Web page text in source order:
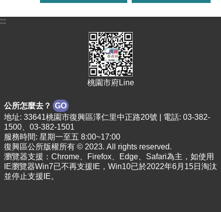
:::
桃園市府Line
公所怎麼去？ GO
地址: 33641桃園市復興區澤仁里中正路20號 | 電話: 03-382-
1500、03-382-1501
服務時間: 星期一至五 8:00~17:00
復興區公所版權所有 © 2023. All rights reserved.
瀏覽器支援：Chrome、Firefox、Edge、Safari為主，如使用
IE瀏覽器Win7已不再支援IE，Win10已於2022年6月15日淘汰
並停止支援IE。